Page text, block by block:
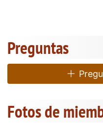
Preguntas
Fotos de